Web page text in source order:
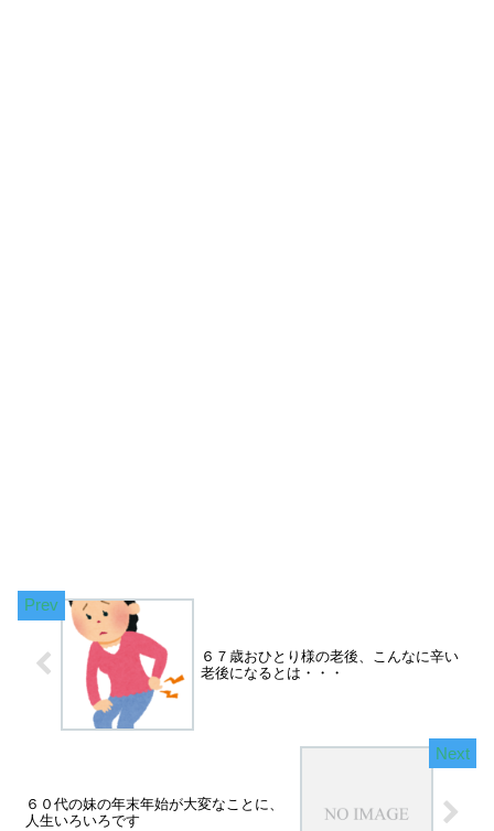
６７歳おひとり様の老後、こんなに辛い
老後になるとは・・・
６０代の妹の年末年始が大変なことに、
人生いろいろです